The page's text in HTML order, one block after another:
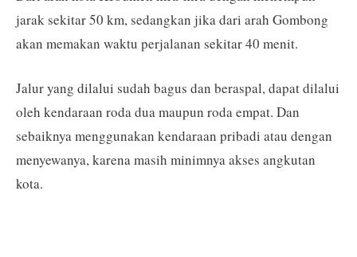
jarak sekitar 50 km, sedangkan jika dari arah Gombong
akan memakan waktu perjalanan sekitar 40 menit.
Jalur yang dilalui sudah bagus dan beraspal, dapat dilalui
oleh kendaraan roda dua maupun roda empat. Dan
sebaiknya menggunakan kendaraan pribadi atau dengan
menyewanya, karena masih minimnya akses angkutan
kota.